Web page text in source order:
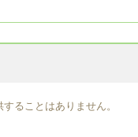
ることはありません。